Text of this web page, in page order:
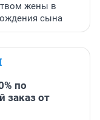
жены в
сына
по
заказ от